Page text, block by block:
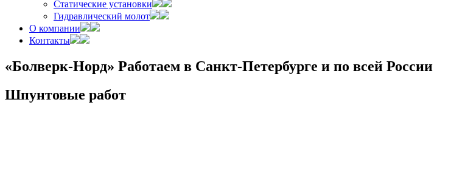
Статические установки
Гидравлический молот
О компании
Контакты
«Болверк-Норд» Работаем в Санкт-Петербурге и по всей России
Шпунтовые работ